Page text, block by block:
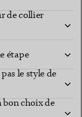
de collier
étape
le style de
choix de